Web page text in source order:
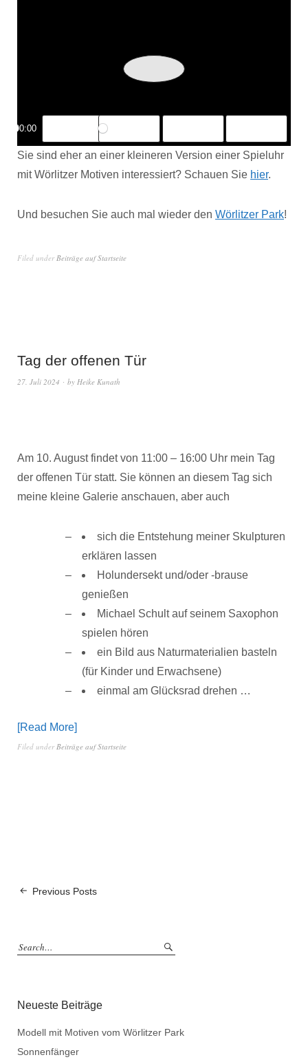
00:00
Mute Settings PIP
Enter
fullscreen
Play
Sie sind eher an einer kleineren Version einer Spieluhr
mit Wörlitzer Motiven interessiert? Schauen Sie hier.
Und besuchen Sie auch mal wieder den Wörlitzer Park!
Filed under Beiträge auf Startseite
Tag der offenen Tür
27. Juli 2024 by Heike Kunath
Am 10. August findet von 11:00 – 16:00 Uhr mein Tag
der offenen Tür statt. Sie können an diesem Tag sich
meine kleine Galerie anschauen, aber auch
sich die Entstehung meiner Skulpturen
erklären lassen
Holundersekt und/oder -brause
genießen
Michael Schult auf seinem Saxophon
spielen hören
ein Bild aus Naturmaterialien basteln
(für Kinder und Erwachsene)
einmal am Glücksrad drehen …
Read More
Filed under Beiträge auf Startseite
Previous Posts
Neueste Beiträge
Modell mit Motiven vom Wörlitzer Park
Sonnenfänger